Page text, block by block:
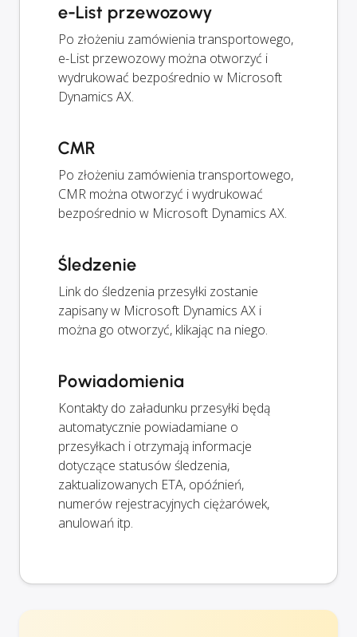
e-List przewozowy
Po złożeniu zamówienia transportowego,
e-List przewozowy można otworzyć i
wydrukować bezpośrednio w Microsoft
Dynamics AX.
CMR
Po złożeniu zamówienia transportowego,
CMR można otworzyć i wydrukować
bezpośrednio w Microsoft Dynamics AX.
Śledzenie
Link do śledzenia przesyłki zostanie
zapisany w Microsoft Dynamics AX i
można go otworzyć, klikając na niego.
Powiadomienia
Kontakty do załadunku przesyłki będą
automatycznie powiadamiane o
przesyłkach i otrzymają informacje
dotyczące statusów śledzenia,
zaktualizowanych ETA, opóźnień,
numerów rejestracyjnych ciężarówek,
anulowań itp.